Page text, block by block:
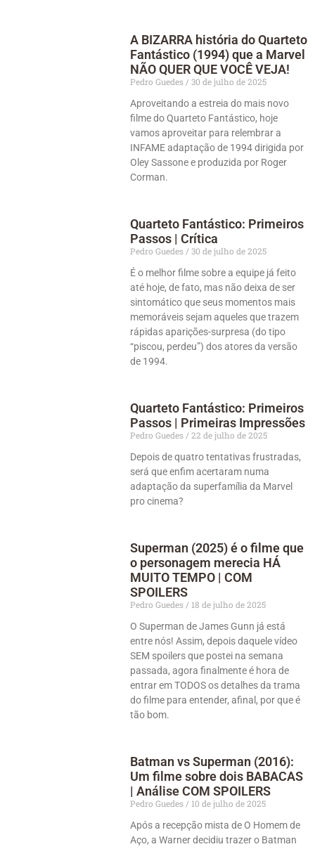
A BIZARRA história do Quarteto
Fantástico (1994) que a Marvel
NÃO QUER QUE VOCÊ VEJA!
Pedro Guedes
30 de julho de 2025
Aproveitando a estreia do mais novo
filme do Quarteto Fantástico, hoje
vamos aproveitar para relembrar a
INFAME adaptação de 1994 dirigida por
Oley Sassone e produzida por Roger
Corman.
Quarteto Fantástico: Primeiros
Passos | Crítica
Pedro Guedes
30 de julho de 2025
É o melhor filme sobre a equipe já feito
até hoje, de fato, mas não deixa de ser
sintomático que seus momentos mais
memoráveis sejam aqueles que trazem
rápidas aparições-surpresa (do tipo
“piscou, perdeu”) dos atores da versão
de 1994.
Quarteto Fantástico: Primeiros
Passos | Primeiras Impressões
Pedro Guedes
22 de julho de 2025
Depois de quatro tentativas frustradas,
será que enfim acertaram numa
adaptação da superfamília da Marvel
pro cinema?
Superman (2025) é o filme que
o personagem merecia HÁ
MUITO TEMPO | COM
SPOILERS
Pedro Guedes
18 de julho de 2025
O Superman de James Gunn já está
entre nós! Assim, depois daquele vídeo
SEM spoilers que postei na semana
passada, agora finalmente é hora de
entrar em TODOS os detalhes da trama
do filme para entender, afinal, por que é
tão bom.
Batman vs Superman (2016):
Um filme sobre dois BABACAS
| Análise COM SPOILERS
Pedro Guedes
10 de julho de 2025
Após a recepção mista de O Homem de
Aço, a Warner decidiu trazer o Batman